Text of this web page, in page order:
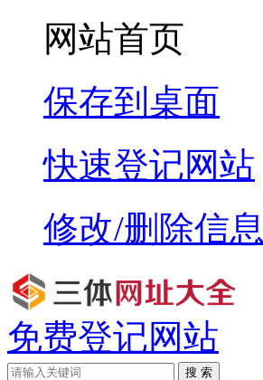
网站首页
保存到桌面
快速登记网站
修改/删除信息
免费登记网站
搜 索